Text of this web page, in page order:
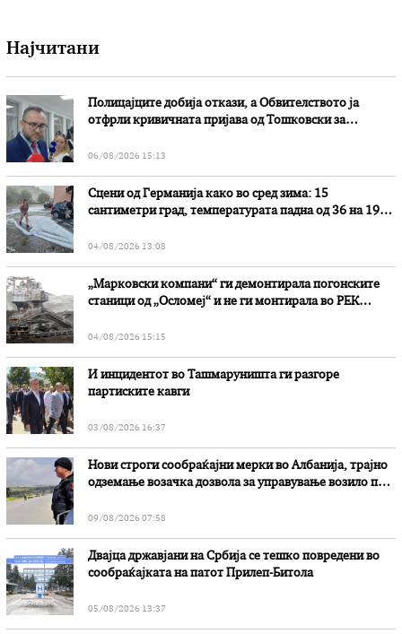
Најчитани
Полицајците добија откази, а Обвителството ја
отфрли кривичната пријава од Тошковски за
06/08/2026 15:13
Сцени од Германија како во сред зима: 15
сантиметри град, температурата падна од 36 на 19
04/08/2026 13:08
„Марковски компани“ ги демонтирала погонските
станици од „Осломеј“ и не ги монтирала во РЕК
04/08/2026 15:15
И инцидентот во Ташмаруништa ги разгоре
партиските кавги
03/08/2026 16:37
Нови строги сообраќајни мерки во Aлбанија, трајно
одземање возачка дозвола за управување возило под
09/08/2026 07:58
Двајца државјани на Србија се тешко повредени во
сообраќајката на патот Прилеп-Битола
05/08/2026 13:37